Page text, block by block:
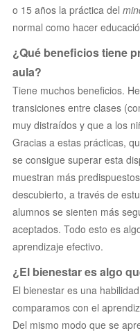
o 15 años la práctica del
normal como hacer
¿Qué beneficios tiene
aula?
Tiene muchos beneficios.
transiciones entre clases
muy distraídos y que a los
Gracias a estas prácticas,
se consigue superar esta
muestran más
descubierto, a través de
alumnos se sienten más
aceptados. Todo esto es
aprendizaje efectivo.
¿El bienestar es algo
El bienestar es una
comparamos con el
Del mismo modo que se